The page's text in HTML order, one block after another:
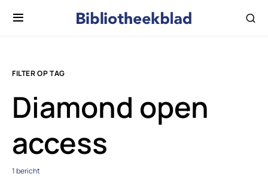
FILTER OP TAG
Diamond open
access
1 bericht